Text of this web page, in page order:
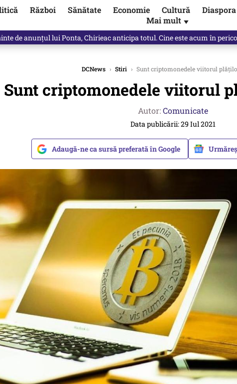
Război Sănătate Economie Cultură
Mai mult ▼
Ilie Bolojan? Victor Ponta ne dă răspunsul
DCNews › Stiri › Sunt criptomonedele viitorul
Sunt criptomonedele viitorul
Autor:Comunicate
Data publicării: 29 Iul 2021
Adaugă-ne ca sursă preferată în Google